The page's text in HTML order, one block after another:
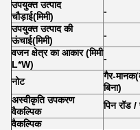
उपयुक्त उत्पाद
चौड़ाई(मिमी) -
उपयुक्त उत्पाद की
ऊंचाई(मिमी) -
वजन क्षेत्र का आकार (मिमी
L*W)
-
नोट गैर-मानक(
बिना)
अस्वीकृति उपकरण
वैकल्पिक
पिन रॉड
वैकल्पिक